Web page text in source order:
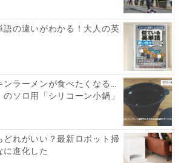
語の違いがわかる！大人の英
ンラーメンが食べたくなる…
のソロ用「シリコーン小鍋」
どれがいい？最新ロボット掃
に進化した